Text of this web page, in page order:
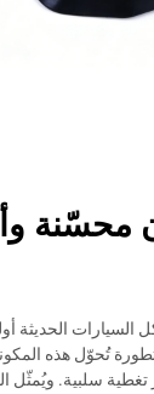
محسّنة
السيارات الحديثة
تُحوّل هذه
سلبية. ويُمثّل